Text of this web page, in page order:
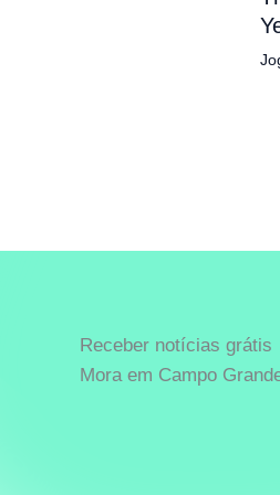
Receber notícias grátis
Mora em Campo